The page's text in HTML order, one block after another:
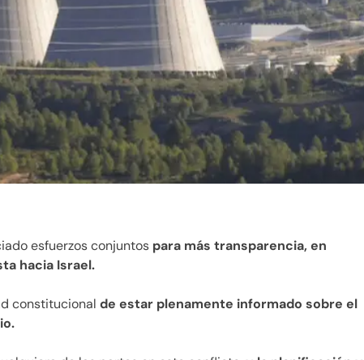
esfuerzos conjuntos para más transparencia, en
hacia Israel.
constitucional de estar plenamente informado sobre el